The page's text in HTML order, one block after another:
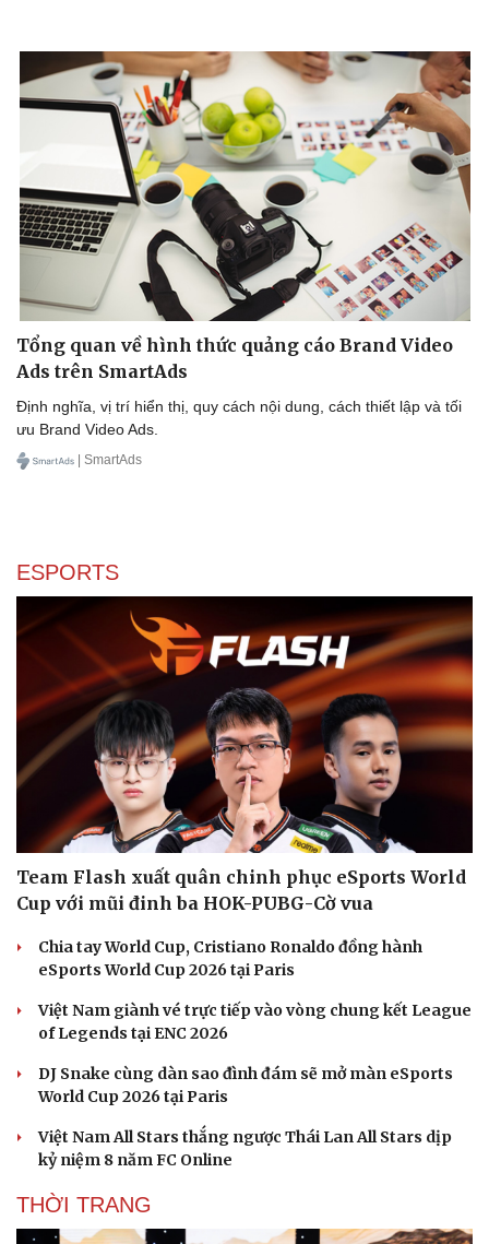
Dinh dưỡng - món ngon
Cây thuốc
Sản phụ khoa
Nhi khoa
Nam khoa
Làm đẹp - giảm cân
Phòng mạch online
Ăn sạch sống khỏe
Blog
Tình yêu - Gia đình
Tổng quan về hình thức quảng cáo Brand Video
Ads trên SmartAds
Định nghĩa, vị trí hiển thị, quy cách nội dung, cách thiết lập và tối
ưu Brand Video Ads.
| SmartAds
ESPORTS
Team Flash xuất quân chinh phục eSports World
Cup với mũi đinh ba HOK-PUBG-Cờ vua
Chia tay World Cup, Cristiano Ronaldo đồng hành
eSports World Cup 2026 tại Paris
Việt Nam giành vé trực tiếp vào vòng chung kết League
of Legends tại ENC 2026
DJ Snake cùng dàn sao đình đám sẽ mở màn eSports
World Cup 2026 tại Paris
Việt Nam All Stars thắng ngược Thái Lan All Stars dịp
kỷ niệm 8 năm FC Online
THỜI TRANG